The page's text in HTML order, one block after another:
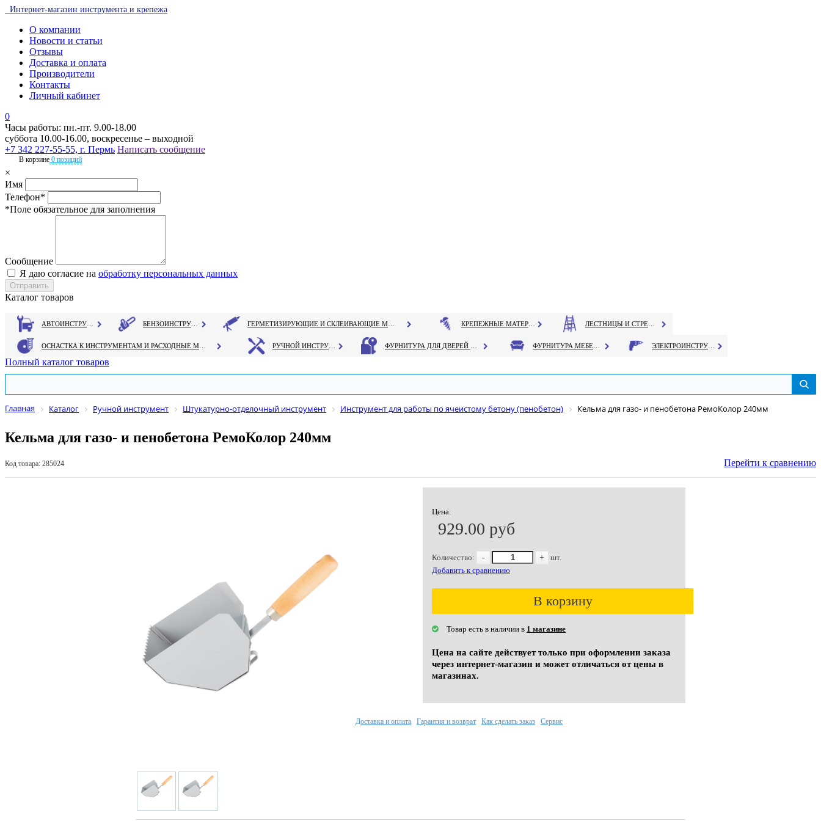
Интернет-магазин инструмента и крепежа
О компании
Новости и статьи
Отзывы
Доставка и оплата
Производители
Контакты
Личный кабинет
0
Часы работы: пн.-пт. 9.00-18.00
суббота 10.00-16.00, воскресенье – выходной
+7 342 227-55-55, г. Пермь Написать сообщение
В корзине 0 позиций
×
Имя
Телефон*
*Поле обязательное для заполнения
Сообщение
Я даю согласие на обработку персональных данных
Каталог товаров
Полный каталог товаров
Главная Каталог Ручной инструмент Штукатурно-отделочный инструмент Инструмент для работы по ячеистому бетону (пенобетон) Кельма для газо- и пенобетона РемоКолор 240мм
Кельма для газо- и пенобетона РемоКолор 240мм
Код товара: 285024 Перейти к сравнению
Цена:
929.00 руб
Количество: - +
шт.
Добавить к сравнению
В корзину
Товар есть в наличии в 1 магазине
Цена на сайте действует только при оформлении заказа
через интернет-магазин и может отличаться от цены в
магазинах.
Доставка и оплата Гарантия и возврат Как сделать заказ Сервис